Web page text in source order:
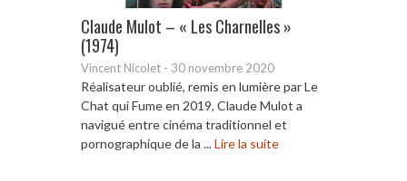
Claude Mulot – « Les Charnelles »
(1974)
Vincent Nicolet - 30 novembre 2020
Réalisateur oublié, remis en lumière par Le
Chat qui Fume en 2019, Claude Mulot a
navigué entre cinéma traditionnel et
pornographique de la ...Lire la suite